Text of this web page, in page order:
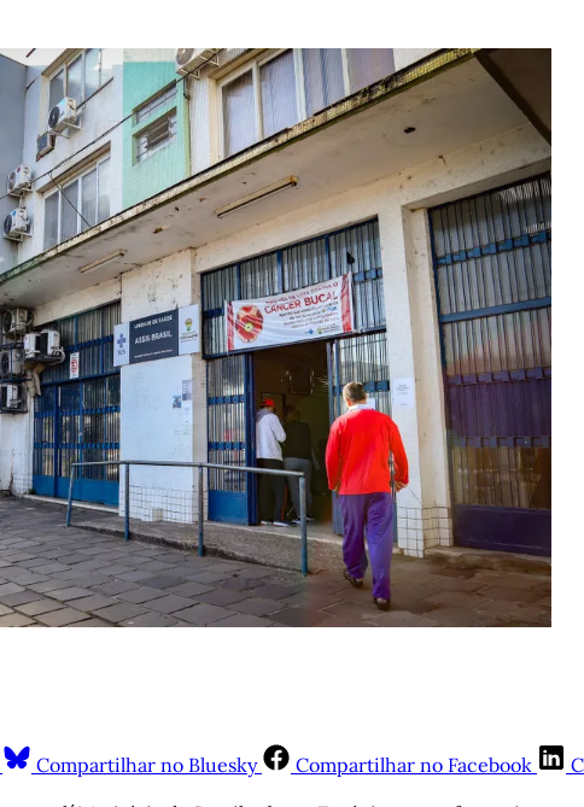
Compartilhar no Bluesky Compartilhar no Facebook